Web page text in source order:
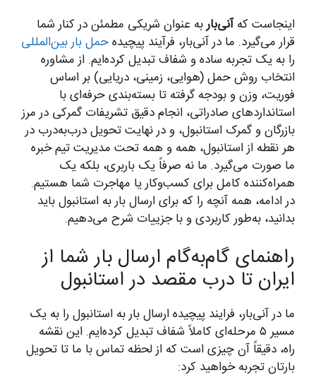
اینجاست کهآنی‌باربه عنوان شریکی مطمئن در کنار شما
قرار می‌گیرد. ما در آنی‌بار، فرآیند پیچیدهحمل بار بین‌المللی
را به یک تجربه ساده و شفاف تبدیل کرده‌ایم. از مشاوره
انتخاب روش حمل (هوایی، زمینی، دریایی) بر اساس
فوریت، وزن و بودجه گرفته تا بسته‌بندی حرفه‌ای با
استانداردهای صادراتی، انجام دقیق تشریفات گمرکی در مرز
بازرگان و گمرک استانبول، و در نهایت تحویل درب‌به‌درب در
هر نقطه از استانبول، همه و همه تحت مدیریت تیم خبره
ما صورت می‌گیرد. ما نه صرفاً یک باربری، بلکه یک
همراه‌کننده کامل برای کسب‌وکار یا مهاجرت شما هستیم.
در ادامه، همه آنچه را که برای ارسال بار به استانبول باید
بدانید، به‌طور کاربردی و با جزییات شرح می‌دهیم.
راهنمای گام‌به‌گام ارسال بار شما از
ایران تا درب مقصد در استانبول
ما در آنی‌بار، فرایند پیچیده ارسال بار به استانبول را به یک
مسیر ۵ مرحله‌ای کاملاً شفاف تبدیل کرده‌ایم. این نقشه
راه، دقیقاً آن چیزی است که از لحظه تماس با ما تا تحویل
بارتان تجربه خواهید کرد: